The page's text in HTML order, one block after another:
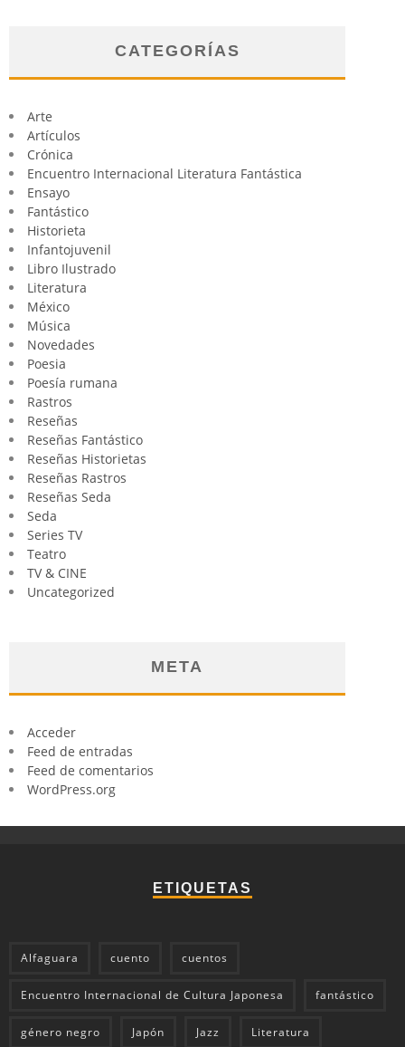
CATEGORÍAS
Arte
Artículos
Crónica
Encuentro Internacional Literatura Fantástica
Ensayo
Fantástico
Historieta
Infantojuvenil
Libro Ilustrado
Literatura
México
Música
Novedades
Poesia
Poesía rumana
Rastros
Reseñas
Reseñas Fantástico
Reseñas Historietas
Reseñas Rastros
Reseñas Seda
Seda
Series TV
Teatro
TV & CINE
Uncategorized
META
Acceder
Feed de entradas
Feed de comentarios
WordPress.org
ETIQUETAS
Alfaguara cuento cuentos
Encuentro Internacional de Cultura Japonesa fantástico
género negro Japón Jazz Literatura